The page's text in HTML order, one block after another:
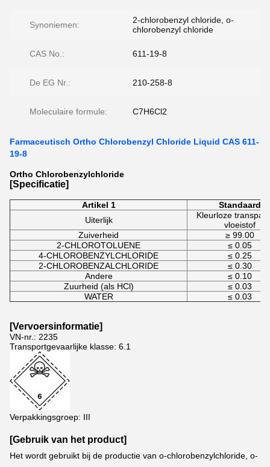
Synoniemen:
2-chlorobenzyl chloride, o-
chlorobenzyl chloride
CAS No.: 611-19-8
De EG Nr.: 210-258-8
Moleculaire formule: C7H6Cl2
Farmaceutisch Ortho Chlorobenzyl Chloride Liquid CAS 611-
19-8
Ortho Chlorobenzylchloride
[Specificatie]
Artikel 1
Standaard
Uiterlijk
Kleurloze
vloeistof
Zuiverheid
≥ 99.00
2-CHLOROTOLUENE
≤ 0.05
4-CHLOROBENZYLCHLORIDE
≤ 0.25
2-CHLOROBENZALCHLORIDE
≤ 0.30
Andere
≤ 0.10
Zuurheid (als HCl)
≤ 0.03
WATER
≤ 0.03
[Vervoersinformatie]
VN-nr.: 2235
Transportgevaarlijke klasse: 6.1
Verpakkingsgroep: III
[Gebruik van het product]
Het wordt gebruikt bij de productie van o-chlorobenzylchloride, o-